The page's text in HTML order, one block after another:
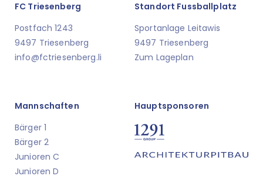
FC Triesenberg
Postfach 1243
9497 Triesenberg
info@fctriesenberg.li
Standort Fussballplatz
Sportanlage Leitawis
9497 Triesenberg
Zum Lageplan
Mannschaften
Bärger 1
Bärger 2
Junioren C
Junioren D
Hauptsponsoren